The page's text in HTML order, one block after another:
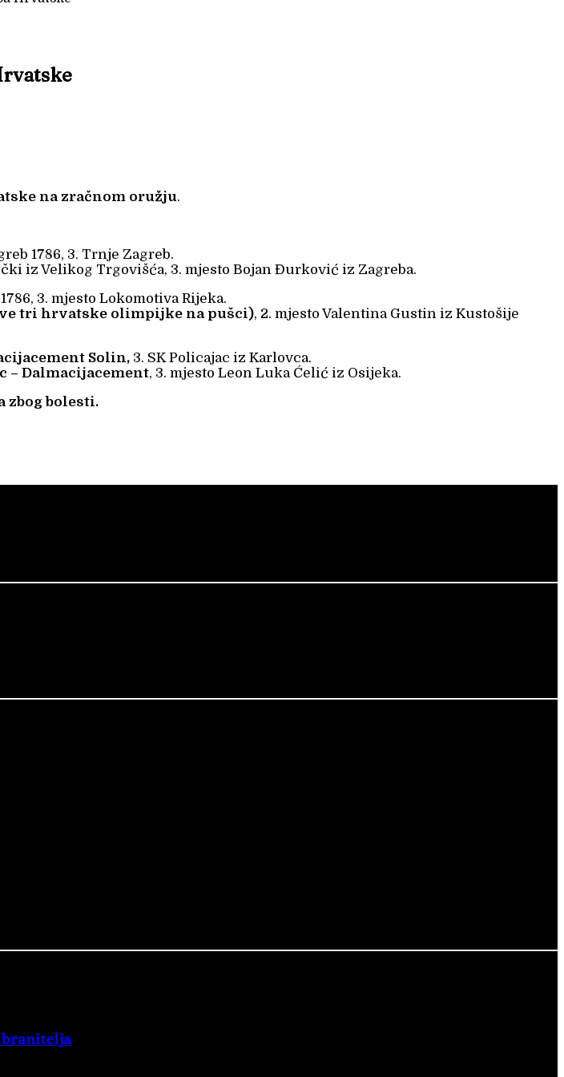
na zračnom oružju.
1786, 3. Trnje Zagreb.
iz Velikog Trgovišća, 3. mjesto Bojan Đurković iz Zagreba.
3. mjesto Lokomotiva Rijeka.
tri hrvatske olimpijke na pušci), 2. mjesto Valentina Gustin iz Kustošije
Solin, 3. SK Policajac iz Karlovca.
– Dalmacijacement, 3. mjesto Leon Luka Ćelić iz Osijeka.
bolesti.
branitelja